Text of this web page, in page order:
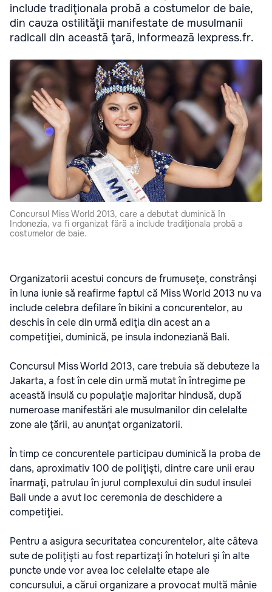
include tradiţionala probă a costumelor de baie,
din cauza ostilităţii manifestate de musulmanii
radicali din această ţară, informează lexpress.fr.
Concursul Miss World 2013, care a debutat duminică în
Indonezia, va fi organizat fără a include tradiţionala probă a
costumelor de baie.
Organizatorii acestui concurs de frumuseţe, constrânşi
în luna iunie să reafirme faptul că Miss World 2013 nu va
include celebra defilare în bikini a concurentelor, au
deschis în cele din urmă ediţia din acest an a
competiţiei, duminică, pe insula indoneziană Bali.
Concursul Miss World 2013, care trebuia să debuteze la
Jakarta, a fost în cele din urmă mutat în întregime pe
această insulă cu populaţie majoritar hindusă, după
numeroase manifestări ale musulmanilor din celelalte
zone ale ţării, au anunţat organizatorii.
În timp ce concurentele participau duminică la proba de
dans, aproximativ 100 de poliţişti, dintre care unii erau
înarmaţi, patrulau în jurul complexului din sudul insulei
Bali unde a avut loc ceremonia de deschidere a
competiţiei.
Pentru a asigura securitatea concurentelor, alte câteva
sute de poliţişti au fost repartizaţi în hoteluri şi în alte
puncte unde vor avea loc celelalte etape ale
concursului, a cărui organizare a provocat multă mânie